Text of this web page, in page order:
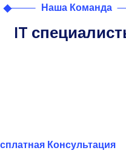
Наша Команда
IT
Консультация